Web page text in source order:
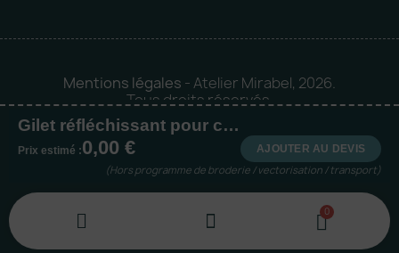
Gilet réfléchissant pour chien
Prix estimé :0,00 € AJOUTER AU DEVIS
(Hors programme de broderie / vectorisation / transport)
Mentions légales - Atelier Mirabel, 2026.
Tous droits réservés.
Mise en orbite 🪐 byLogia |
Agence web et communication